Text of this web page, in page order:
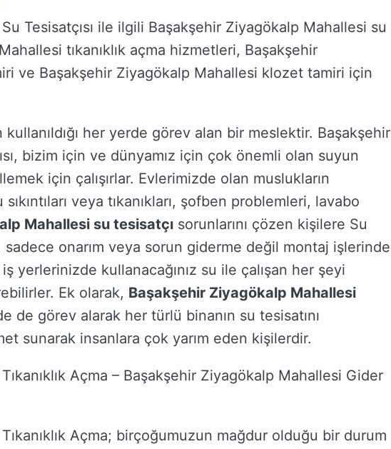
Tesisatçısı ile ilgili Başakşehir Ziyagökalp Mahallesi su
tıkanıklık açma hizmetleri, Başakşehir
ve Başakşehir Ziyagökalp Mahallesi klozet tamiri için
her yerde görev alan bir meslektir. Başakşehir
bizim için ve dünyamız için çok önemli olan suyun
için çalışırlar. Evlerimizde olan muslukların
veya tıkanıkları, şofben problemleri, lavabo
Mahallesi su tesisatçı sorunlarını çözen kişilere Su
sadece onarım veya sorun giderme değil montaj işlerinde
yerlerinizde kullanacağınız su ile çalışan her şeyi
Ek olarak, Başakşehir Ziyagökalp Mahallesi
de görev alarak her türlü binanın su tesisatını
sunarak insanlara çok yarım eden kişilerdir.
Açma – Başakşehir Ziyagökalp Mahallesi Gider
Açma; birçoğumuzun mağdur olduğu bir durum